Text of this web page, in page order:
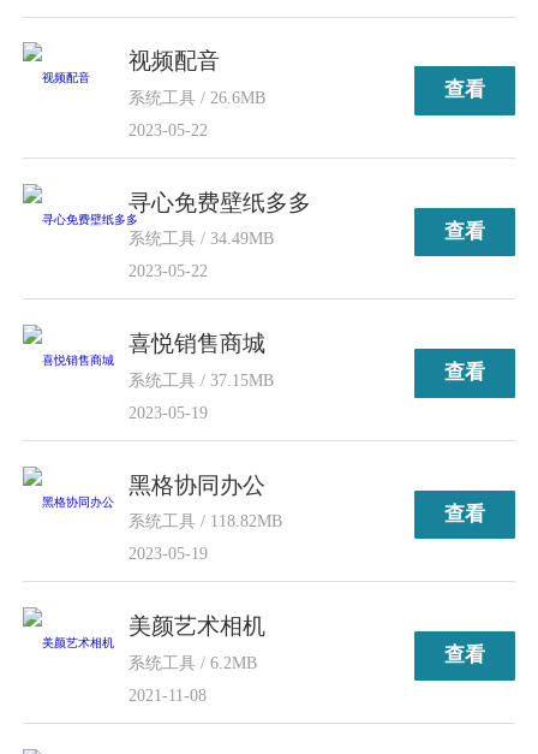
视频配音
系统工具 / 26.6MB
2023-05-22
查看
寻心免费壁纸多多
系统工具 / 34.49MB
2023-05-22
查看
喜悦销售商城
系统工具 / 37.15MB
2023-05-19
查看
黑格协同办公
系统工具 / 118.82MB
2023-05-19
查看
美颜艺术相机
系统工具 / 6.2MB
2021-11-08
查看